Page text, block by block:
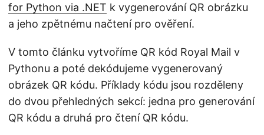
for Python via .NET k vygenerování QR obrázku
a jeho zpětnému načtení pro ověření.
V tomto článku vytvoříme QR kód Royal Mail v
Pythonu a poté dekódujeme vygenerovaný
obrázek QR kódu. Příklady kódu jsou rozděleny
do dvou přehledných sekcí: jedna pro generování
QR kódu a druhá pro čtení QR kódu.